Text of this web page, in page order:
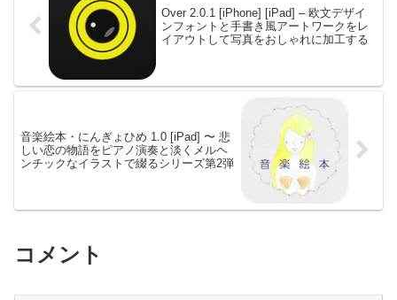
Over 2.0.1 [iPhone] [iPad] – 欧文デザイ
ンフォントと手書き風アートワークをレ
イアウトして写真をおしゃれに加工する
音楽絵本・にんぎょひめ 1.0 [iPad] 〜 悲
しい恋の物語をピアノ演奏と淡くメルヘ
ンチックなイラストで綴るシリーズ第2弾
コメント